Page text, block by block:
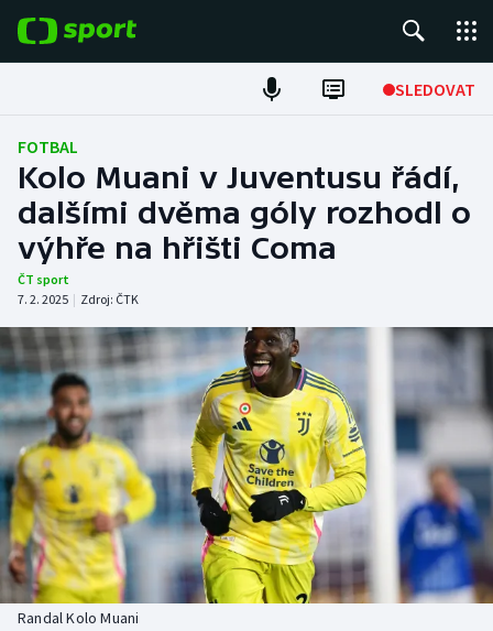
SLEDOVAT
Fotbal
Hokej
Tenis
Atletika
Cyklistika
DALŠÍ SPORTY
Americký fotbal
Baseball a softbal
Basketbal
Biatlon
NEPŘEHLÉDNĚTE
Soutěže
Historické návraty
Aplikace ČT sport
FOTBAL
Kolo Muani v Juventusu řádí,
dalšími dvěma góly rozhodl o
výhře na hřišti Coma
ČT sport
7. 2. 2025 | Zdroj: ČTK
Randal Kolo Muani